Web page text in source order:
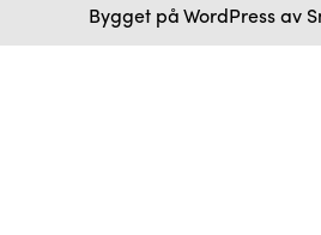
Bygget påWordPressav